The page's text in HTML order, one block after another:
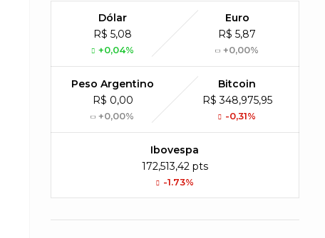
Dólar
R$ 5,08
+0,04%
Euro
R$ 5,87
+0,00%
Peso Argentino
R$ 0,00
+0,00%
Bitcoin
R$ 348,975,95
-0,31%
Ibovespa
172,513,42 pts
-1.73%